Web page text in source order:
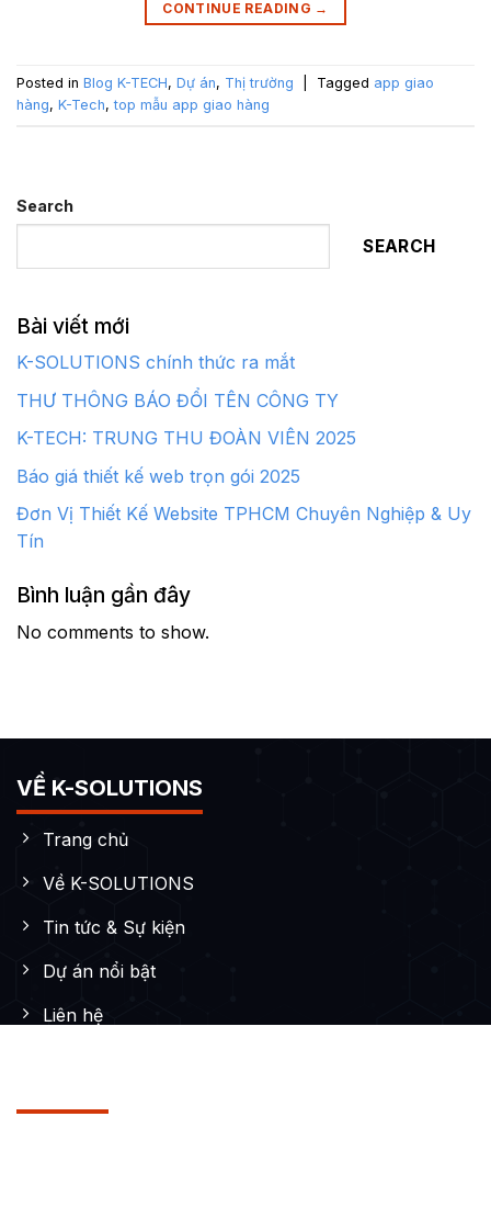
CONTINUE READING →
Posted in Blog K-TECH, Dự án, Thị trường Tagged app giao
hàng, K-Tech,top mẫu app giao hàng
Search
SEARCH
Bài viết mới
K-SOLUTIONS chính thức ra mắt
THƯ THÔNG BÁO ĐỔI TÊN CÔNG TY
K-TECH: TRUNG THU ĐOÀN VIÊN 2025
Báo giá thiết kế web trọn gói 2025
Đơn Vị Thiết Kế Website TPHCM Chuyên Nghiệp & Uy
Tín
Bình luận gần đây
No comments to show.
VỀ K-SOLUTIONS
Trang chủ
Về K-SOLUTIONS
Tin tức & Sự kiện
Dự án nổi bật
Liên hệ